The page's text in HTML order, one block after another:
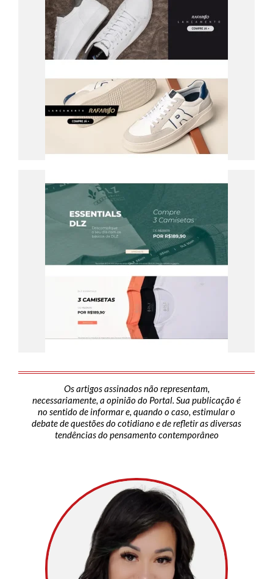
Os artigos assinados não representam,
necessariamente, a opinião do Portal. Sua publicação é
no sentido de informar e, quando o caso, estimular o
debate de questões do cotidiano e de refletir as diversas
tendências do pensamento contemporâneo